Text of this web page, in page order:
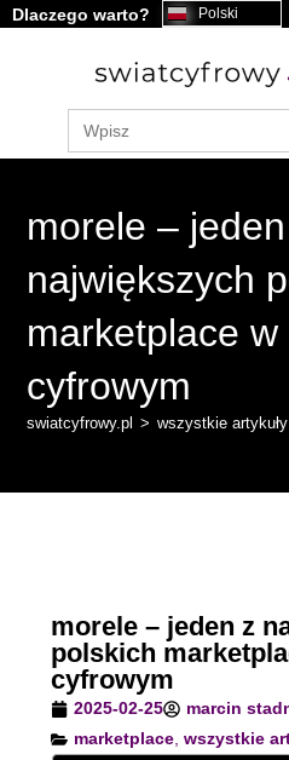
treści
Dlaczego warto? Polski
Search
for:
morele –
największych
marketplace w
cyfrowym
swiatcyfrowy.pl > wszystkie artykuły
morele – jeden z
polskich
cyfrowym
2025-02-25
marcin
marketplace ,wszystkie